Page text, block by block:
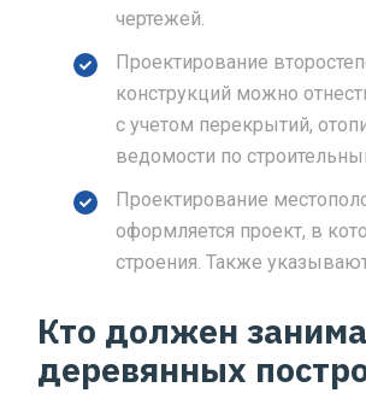
чертежей.
Проектирование
конструкций можно
с учетом перекрытий,
ведомости по
Проектирование
оформляется проект, в
строения. Также
Кто должен
деревянных